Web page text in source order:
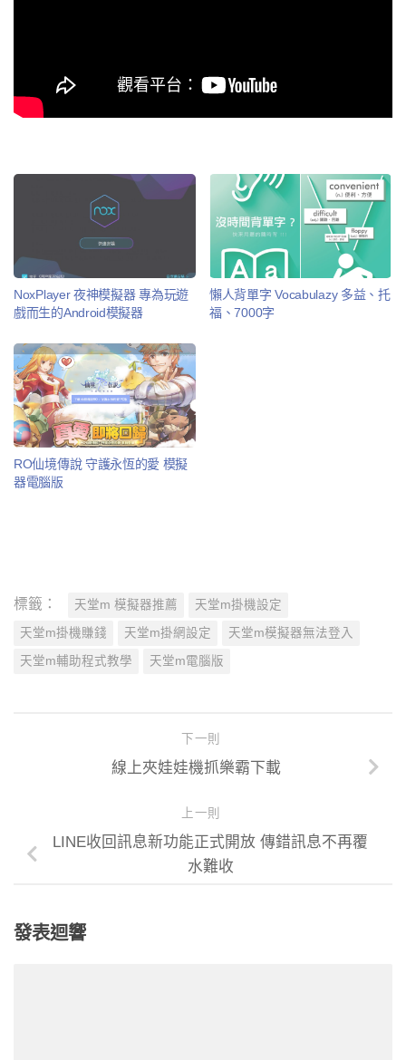
NoxPlayer 夜神模擬器 專為玩遊
戲而生的Android模擬器
懶人背單字 Vocabulazy 多益、托
福、7000字
RO仙境傳說 守護永恆的愛 模擬
器電腦版
標籤： 天堂m 模擬器推薦 天堂m掛機設定
天堂m掛機賺錢 天堂m掛網設定 天堂m模擬器無法登入
天堂m輔助程式教學 天堂m電腦版
下一則
線上夾娃娃機抓樂霸下載
上一則
LINE收回訊息新功能正式開放 傳錯訊息不再覆
水難收
發表迴響